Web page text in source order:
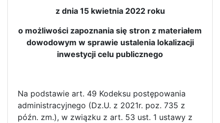
z dnia 15 kwietnia 2022 roku
o możliwości zapoznania się stron z materiałem
dowodowym w sprawie ustalenia lokalizacji
inwestycji celu publicznego
Na podstawie art. 49 Kodeksu postępowania
administracyjnego (Dz.U. z 2021r. poz. 735 z
późn. zm.), w związku z art. 53 ust. 1 ustawy z